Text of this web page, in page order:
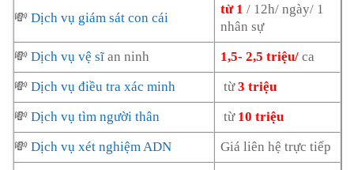
💸 Dịch vụ giám sát con cái
từ 1/ 12h/ ngày/ 1
nhân sự
💸 Dịch vụ vệ sĩ an ninh 1,5- 2,5 triệu/ ca
💸 Dịch vụ điều tra xác minh từ3 triệu
💸 Dịch vụ tìm người thân từ 10 triệu
💸 Dịch vụ xét nghiệm ADN
Giá liên hệ trực tiếp